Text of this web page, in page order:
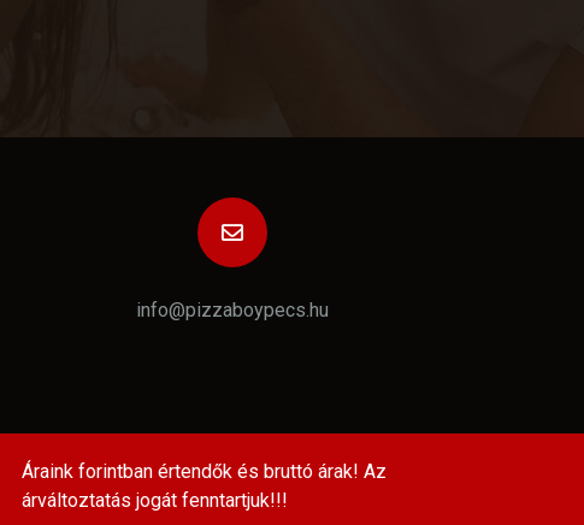
info@pizzaboypecs.hu
Áraink forintban értendők és bruttó árak! Az
árváltoztatás jogát fenntartjuk!!!